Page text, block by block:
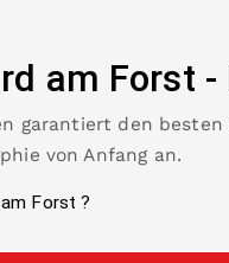
am Forst -
garantiert den
von Anfang an.
Forst ?